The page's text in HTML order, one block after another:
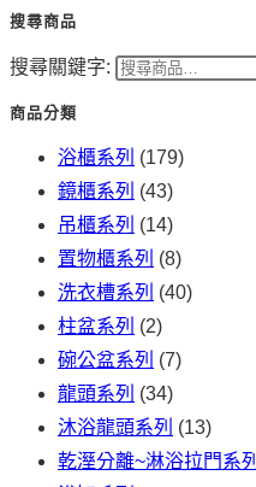
搜尋商品
搜尋關鍵字:
商品分類
浴櫃系列 (179)
鏡櫃系列 (43)
吊櫃系列 (14)
置物櫃系列 (8)
洗衣槽系列 (40)
柱盆系列 (2)
碗公盆系列 (7)
龍頭系列 (34)
沐浴龍頭系列 (13)
乾溼分離~淋浴拉門系列